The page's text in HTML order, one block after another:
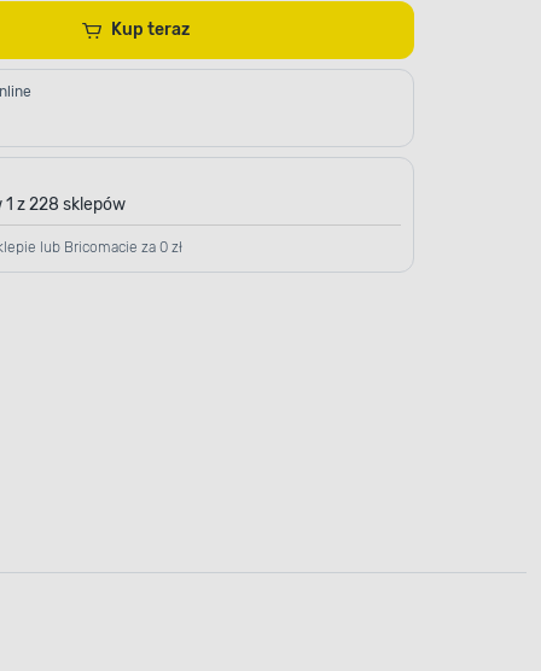
Kup teraz
1 z 228 sklepów
lub Bricomacie za 0 zł